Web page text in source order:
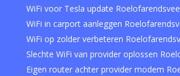
WiFi voor Tesla update
WiFi in carport aanleggen
WiFi op zolder verbeteren
Slechte WiFi van provider oplossen
Eigen router achter provider modem